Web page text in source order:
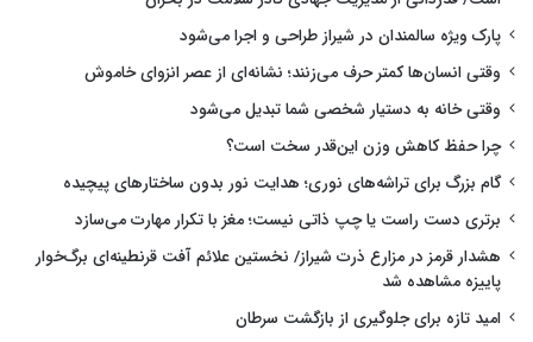
پارک ویژه سالمندان در شیراز طراحی و اجرا می‌شود
وقتی انسان‌ها کمتر حرف می‌زنند؛ نشانه‌ای از عصر انزوای خاموش
وقتی خانه به دستیار شخصی شما تبدیل می‌شود
چرا حفظ کاهش وزن این‌قدر سخت است؟
گام بزرگ برای تراشه‌های نوری؛ هدایت نور بدون ساختارهای پیچیده
برتری دست راست یا چپ ذاتی نیست؛ مغز با تکرار مهارت می‌سازد
هشدار قرمز در مزارع ذرت شیراز/ نخستین علائم آفت قرنطینه‌ای برگ‌خوار
پاییزه مشاهده شد
امید تازه برای جلوگیری از بازگشت سرطان